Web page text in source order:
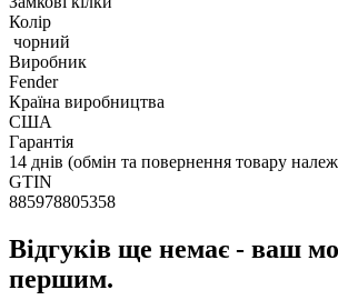
Колір
чорний
Виробник
Fender
Країна виробництва
США
Гарантія
14 днів (обмін та повернення товару
GTIN
885978805358
Відгуків ще немає - ваш
першим.